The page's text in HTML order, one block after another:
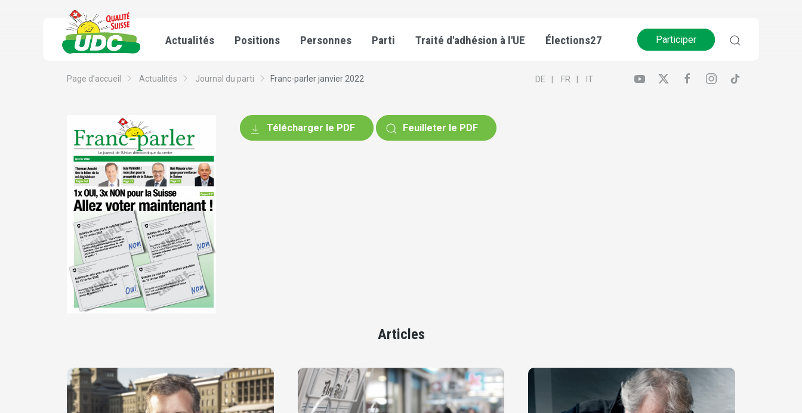
Actualités Positions Personnes Parti Traité d'adhésion à l'UE Élections27 Participer
Page d’accueil Actualités Journal du parti Franc-parler janvier 2022 DE FR IT
Télécharger le PDF Feuilleter le PDF
Articles